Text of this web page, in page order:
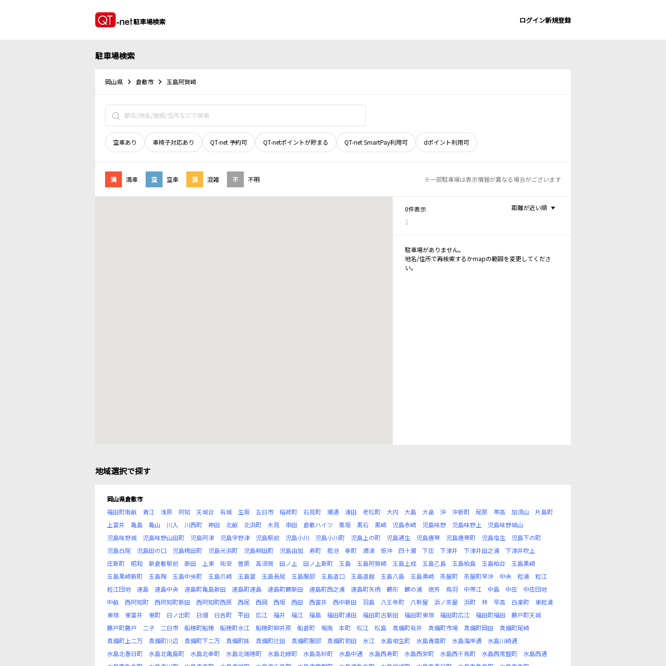
駐車場検索 ログイン新規登録
駐車場検索
岡山県 倉敷市 玉島阿賀崎
空車あり 車椅子対応あり QT-net 予約可 QT-netポイントが貯まる QT-net SmartPay利用可 dポイント利用可
満 満車 空 空車 混 混雑 不 不明 ※一部駐車場は表示情報が異なる場合がございます
0件表示
1
距離が近い順
駐車場がありません。
地名/住所で再検索するかmapの範囲を変更してくださ
い。
地域選択で探す
岡山県倉敷市
福田町南畝
青江 浅原 阿知 天城台 有城 生坂 五日市 稲荷町 石見町 潮通 浦田 老松町 大内 大島 大畠 沖 沖新町 尾原 帯高 加須山
片島町
上富井
亀島 亀山 川入 川西町 神田 北畝 北浜町 木見 串田 倉敷ハイツ 栗坂 黒石 黒崎 児島赤崎 児島味野 児島味野上
児島味野城山
児島味野城
児島味野山田町 児島阿津 児島宇野津 児島駅前 児島小川 児島小川町 児島上の町 児島通生 児島唐琴 児島唐琴町 児島塩生
児島下の町
児島白尾
児島田の口 児島稗田町 児島元浜町 児島柳田町 児島由加 寿町 菰池 幸町 酒津 笹沖 四十瀬 下庄 下津井 下津井田之浦
下津井吹上
庄新町
昭和 新倉敷駅前 新田 上東 祐安 曽原 高須賀 田ノ上 田ノ上新町 玉島 玉島阿賀崎 玉島上成 玉島乙島 玉島柏島 玉島柏台
玉島黒崎
玉島黒崎新町
玉島陶 玉島中央町 玉島爪崎 玉島富 玉島長尾 玉島服部 玉島道口 玉島道越 玉島八島 玉島勇崎 茶屋町 茶屋町早沖 中央 粒浦
粒江
粒江団地
連島 連島中央 連島町亀島新田 連島町連島 連島町鶴新田 連島町西之浦 連島町矢柄 鶴形 鶴の浦 徳芳 鳥羽 中帯江 中島 中庄
中庄団地
中畝
西阿知町 西阿知町新田 西阿知町西原 西尾 西岡 西坂 西田 西富井 西中新田 羽島 八王寺町 八軒屋 浜ノ茶屋 浜町 林 早高 白楽町
東粒浦
東塚
東富井 東町 日ノ出町 日畑 日吉町 平田 広江 福井 福江 福島 福田町浦田 福田町古新田 福田町東塚 福田町広江 福田町福田
藤戸町天城
藤戸町藤戸
二子 二日市 船穂町船穂 船穂町水江 船穂町柳井原 船倉町 堀南 本町 松江 松島 真備町有井 真備町市場 真備町岡田
真備町尾崎
真備町上二万
真備町川辺 真備町下二万 真備町妹 真備町辻田 真備町服部 真備町箭田 水江 水島相生町 水島青葉町 水島海岸通
水島川崎通
水島北春日町
水島北亀島町 水島北幸町 水島北瑞穂町 水島北緑町 水島高砂町 水島中通 水島西寿町 水島西栄町 水島西千鳥町 水島西常盤町
水島西通